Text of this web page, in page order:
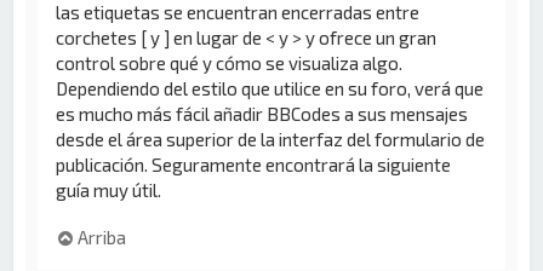
las etiquetas se encuentran encerradas entre
corchetes [ y ] en lugar de < y > y ofrece un gran
control sobre qué y cómo se visualiza algo.
Dependiendo del estilo que utilice en su foro, verá que
es mucho más fácil añadir BBCodes a sus mensajes
desde el área superior de la interfaz del formulario de
publicación. Seguramente encontrará la siguiente
guía muy útil.
Arriba